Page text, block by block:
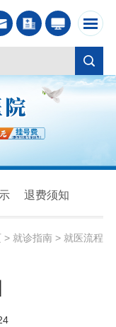
退费须知
> 就诊指南 > 就医流程